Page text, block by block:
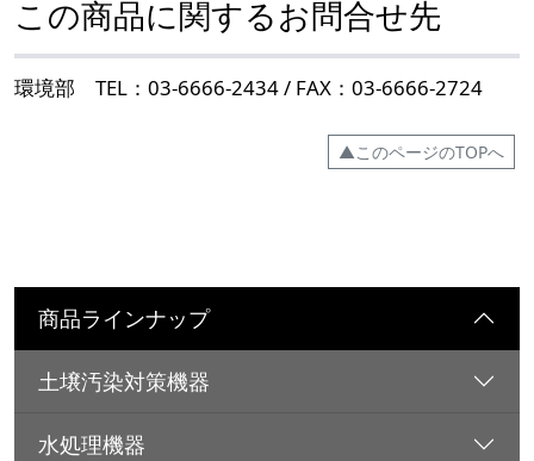
この商品に関するお問合せ先
環境部 TEL：03-6666-2434 / FAX：03-6666-2724
▲このページのTOPへ
商品ラインナップ
土壌汚染対策機器
水処理機器